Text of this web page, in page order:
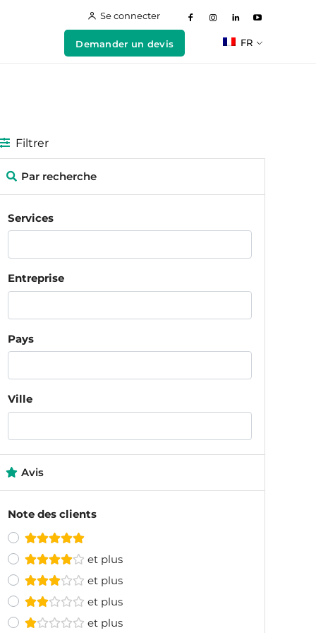
Se connecter
Demander un devis FR
Filtrer
Par recherche
Services
Entreprise
Pays
Ville
Avis
Note des clients
et plus
et plus
et plus
et plus